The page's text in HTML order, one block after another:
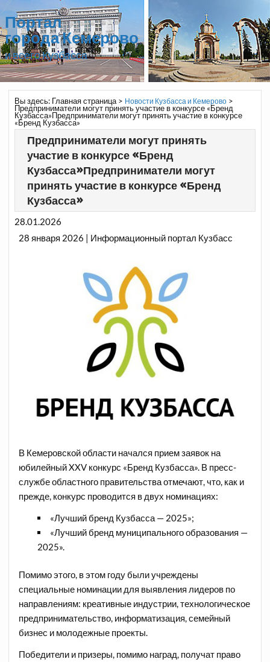
Портал
города Кемерово
и всего Кузбасса
Вы здесь: Главная страница> Новости Кузбасса и Кемерово>
Предприниматели могут принять участие в конкурсе «Бренд
Кузбасса»Предприниматели могут принять участие в конкурсе
«Бренд Кузбасса»
Предприниматели могут принять
участие в конкурсе «Бренд
Кузбасса»Предприниматели могут
принять участие в конкурсе «Бренд
Кузбасса»
28.01.2026
28 января 2026 | Информационный портал Кузбасс
В Кемеровской области начался прием заявок на
юбилейный XXV конкурс «Бренд Кузбасса». В пресс-
службе областного правительства отмечают, что, как и
прежде, конкурс проводится в двух номинациях:
«Лучший бренд Кузбасса — 2025»;
«Лучший бренд муниципального образования —
2025».
Помимо этого, в этом году были учреждены
специальные номинации для выявления лидеров по
направлениям: креативные индустрии, технологическое
предпринимательство, информатизация, семейный
бизнес и молодежные проекты.
Победители и призеры, помимо наград, получат право